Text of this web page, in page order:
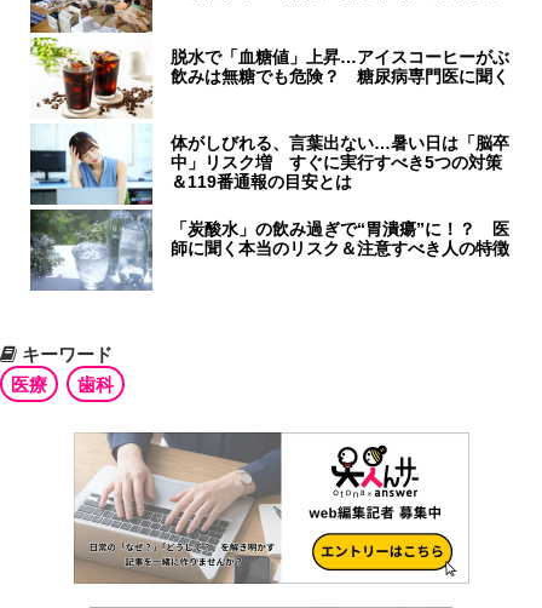
脱水で「血糖値」上昇…アイスコーヒーがぶ
飲みは無糖でも危険？ 糖尿病専門医に聞く
体がしびれる、言葉出ない…暑い日は「脳卒
中」リスク増 すぐに実行すべき5つの対策
＆119番通報の目安とは
「炭酸水」の飲み過ぎで“胃潰瘍”に！？ 医
師に聞く本当のリスク＆注意すべき人の特徴
キーワード
医療
歯科